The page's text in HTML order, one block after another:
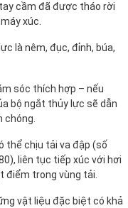
cầm đã được tháo rời
xúc.
là nêm, đục, đỉnh, búa,
sóc thích hợp – nếu
bộ ngắt thủy lực sẽ dẫn
chóng.
thể chịu tải va đập (số
liên tục tiếp xúc với hơi
điểm trong vùng tải.
vật liệu đặc biệt có khả